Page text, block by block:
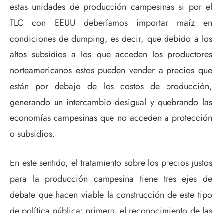
estas unidades de producción campesinas si por el
TLC con EEUU deberíamos importar maíz en
condiciones de dumping, es decir, que debido a los
altos subsidios a los que acceden los productores
norteamericanos estos pueden vender a precios que
están por debajo de los costos de producción,
generando un intercambio desigual y quebrando las
economías campesinas que no acceden a protección
o subsidios.
En este sentido, el tratamiento sobre los precios justos
para la producción campesina tiene tres ejes de
debate que hacen viable la construcción de este tipo